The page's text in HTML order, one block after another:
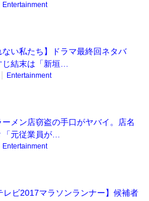
Entertainment
ない私たち】ドラマ最終回ネタバ
じ結末は「新垣…
Entertainment
ーメン店窃盗の手口がヤバイ。店名
「元従業員が…
Entertainment
レビ2017マラソンランナー】候補者